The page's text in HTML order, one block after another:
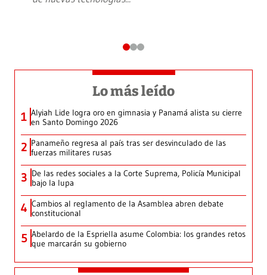
Lo más leído
1 Alyiah Lide logra oro en gimnasia y Panamá alista su cierre
en Santo Domingo 2026
2 Panameño regresa al país tras ser desvinculado de las
fuerzas militares rusas
3 De las redes sociales a la Corte Suprema, Policía Municipal
bajo la lupa
4 Cambios al reglamento de la Asamblea abren debate
constitucional
5 Abelardo de la Espriella asume Colombia: los grandes retos
que marcarán su gobierno